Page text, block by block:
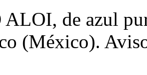
de azul
(México).